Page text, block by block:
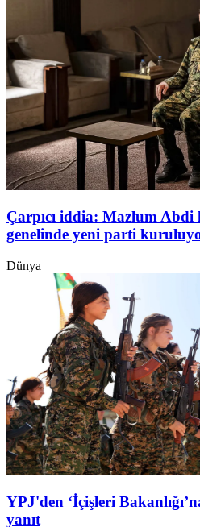
Çarpıcı iddia: Mazlum
genelinde yeni parti
Dünya
YPJ'den ‘İçişleri
yanıt